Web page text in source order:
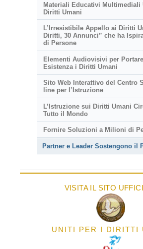
Materiali Educativi Multimediali
Diritti Umani
L’Irresistibile Appello ai Diritti
Diritti, 30 Annunci” che ha
di Persone
Elementi Audiovisivi per
Esistenza i Diritti Umani
Sito Web Interattivo del Centro
line per l’Istruzione
L’Istruzione sui Diritti Umani
Tutto il Mondo
Fornire Soluzioni a Milioni di
Partner e Leader Sostengono il
VISITA IL SITO
UNITI PER I DIRITTI